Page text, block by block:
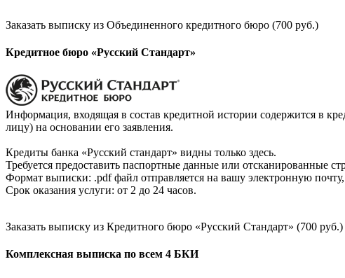
Заказать выписку из Объединенного кредитного бюро (700 руб.)
Кредитное бюро «Русский Стандарт»
Информация, входящая в состав кредитной истории содержится в
лицу) на основании его заявления.
Кредиты банка «Русский стандарт» видны только здесь.
Требуется предоставить паспортные данные или отсканированные
Формат выписки: .pdf файл отправляется на вашу электронную
Срок оказания услуги: от 2 до 24 часов.
Заказать выписку из Кредитного бюро «Русский Стандарт» (700 руб.)
Комплексная выписка по всем 4 БКИ